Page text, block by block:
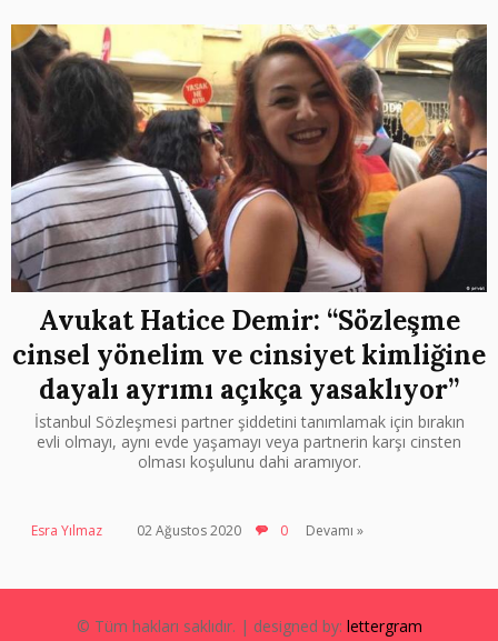
Avukat Hatice Demir: “Sözleşme
cinsel yönelim ve cinsiyet kimliğine
dayalı ayrımı açıkça yasaklıyor”
İstanbul Sözleşmesi partner şiddetini tanımlamak için bırakın
evli olmayı, aynı evde yaşamayı veya partnerin karşı cinsten
olması koşulunu dahi aramıyor.
Esra Yılmaz 02 Ağustos 2020 0 Devamı »
© Tüm hakları saklıdır. | designed by: lettergram